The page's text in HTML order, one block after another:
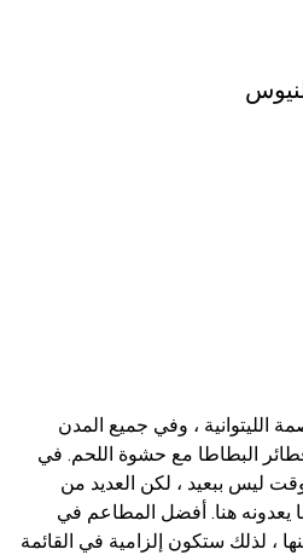
الليتوانية ، وفي جميع المدن
فطائر البطاطا مع حشوة اللحم. في
ليس ببعيد ، لكن العديد من
يعدونه هنا. أفضل المطاعم في
، لذلك ستكون إلزامية في القائمة